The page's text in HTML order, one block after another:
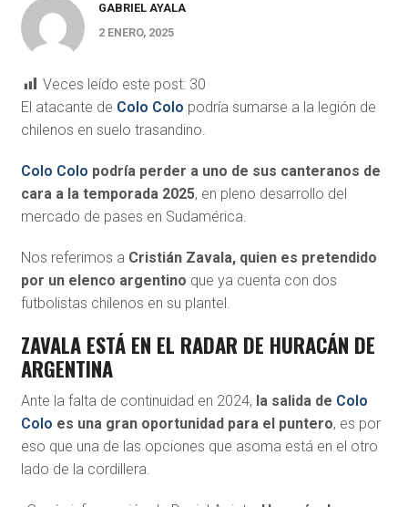
GABRIEL AYALA
2 ENERO, 2025
Veces leído este post: 30
El atacante de Colo Colo podría sumarse a la legión de
chilenos en suelo trasandino.
Colo Colo podría perder a uno de sus canteranos de
cara a la temporada 2025, en pleno desarrollo del
mercado de pases en Sudamérica.
Nos referimos a Cristián Zavala, quien es pretendido
por un elenco argentino que ya cuenta con dos
futbolistas chilenos en su plantel.
ZAVALA ESTÁ EN EL RADAR DE HURACÁN DE
ARGENTINA
Ante la falta de continuidad en 2024, la salida de Colo
Colo es una gran oportunidad para el puntero, es por
eso que una de las opciones que asoma está en el otro
lado de la cordillera.